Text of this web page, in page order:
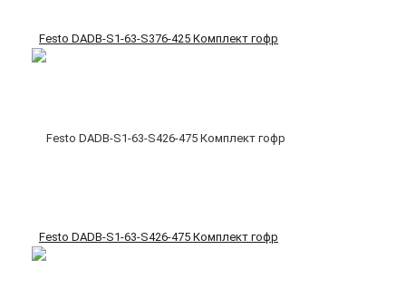
Festo DADB-S1-63-S376-425 Комплект гофр
Festo DADB-S1-63-S426-475 Комплект гофр